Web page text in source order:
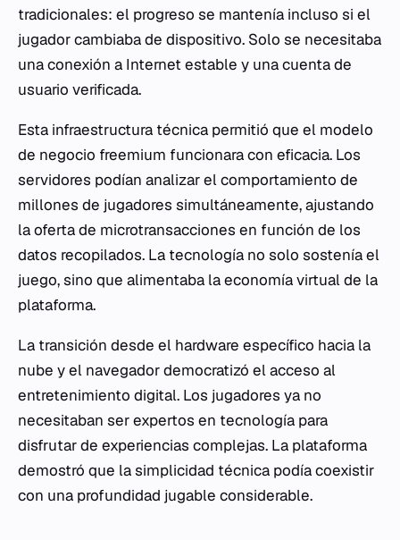
tradicionales: el progreso se mantenía incluso si el
jugador cambiaba de dispositivo. Solo se necesitaba
una conexión a Internet estable y una cuenta de
usuario verificada.
Esta infraestructura técnica permitió que el modelo
de negocio freemium funcionara con eficacia. Los
servidores podían analizar el comportamiento de
millones de jugadores simultáneamente, ajustando
la oferta de microtransacciones en función de los
datos recopilados. La tecnología no solo sostenía el
juego, sino que alimentaba la economía virtual de la
plataforma.
La transición desde el hardware específico hacia la
nube y el navegador democratizó el acceso al
entretenimiento digital. Los jugadores ya no
necesitaban ser expertos en tecnología para
disfrutar de experiencias complejas. La plataforma
demostró que la simplicidad técnica podía coexistir
con una profundidad jugable considerable.